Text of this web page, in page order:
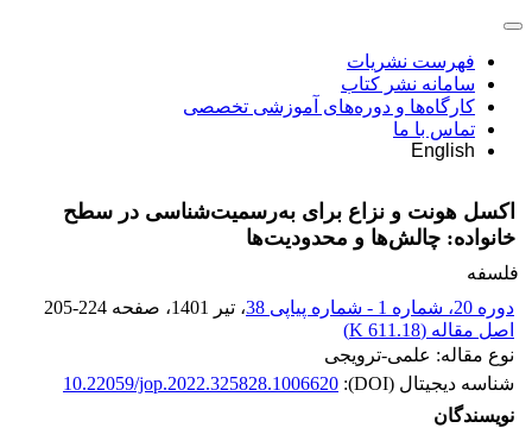
فهرست نشریات
سامانه نشر کتاب
کارگاه‌ها و دوره‌های آموزشی تخصصی
تماس با ما
English
اکسل هونت و نزاع برای به‌رسمیت‌شناسی در سطح
خانواده: چالش‌ها و محدودیت‌ها
فلسفه
دوره 20، شماره 1 - شماره پیاپی 38
، تیر 1401 ، صفحه 205-224
اصل مقاله (611.18 K
)
نوع مقاله: علمی-ترویجی
شناسه دیجیتال (DOI):
10.22059/jop.2022.325828.1006620
نویسندگان